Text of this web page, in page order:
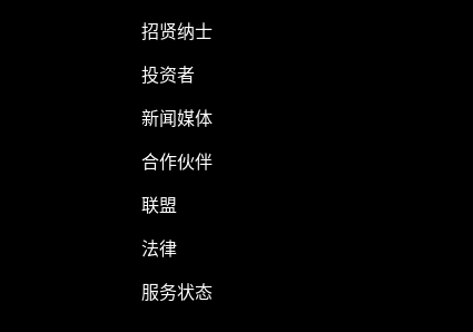
招贤纳士
投资者
新闻媒体
合作伙伴
联盟
法律
服务状态